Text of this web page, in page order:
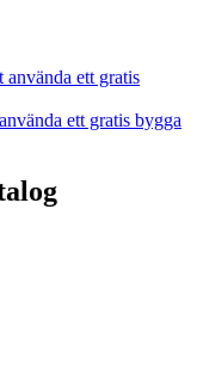
ett gratis
ett gratis bygga